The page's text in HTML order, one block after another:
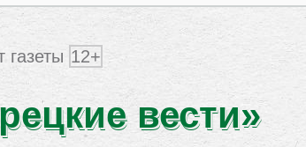
12+
вести»